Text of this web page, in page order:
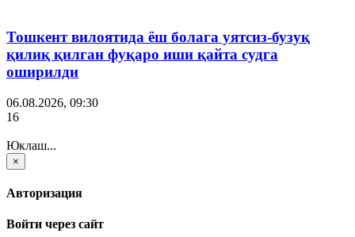
Тошкент вилоятида ёш болага уятсиз-бузуқ
қилиқ қилган фуқаро иши қайта судга
оширилди
06.08.2026, 09:30
16
Юклаш...
×
Авторизация
Войти через сайт